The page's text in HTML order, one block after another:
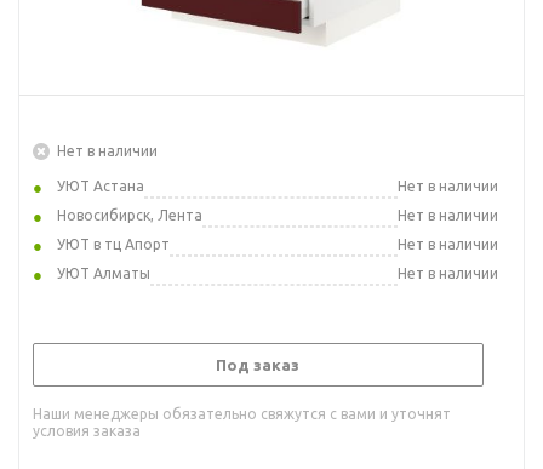
Нет в наличии
УЮТ Астана
Нет в наличии
Новосибирск, Лента
Нет в наличии
УЮТ в тц Апорт
Нет в наличии
УЮТ Алматы
Нет в наличии
Под заказ
Наши менеджеры обязательно свяжутся с вами и уточнят
условия заказа